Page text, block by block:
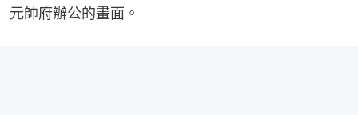
元帥府辦公的畫面。